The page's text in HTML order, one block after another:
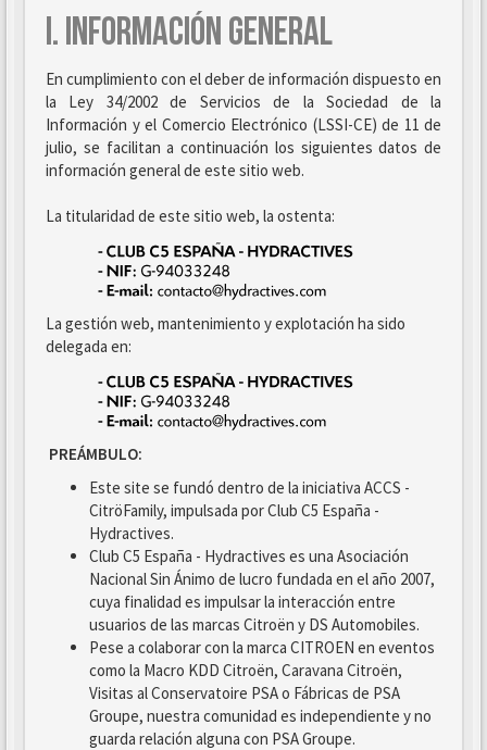
I. INFORMACIÓN GENERAL
En cumplimiento con el deber de información dispuesto en
la Ley 34/2002 de Servicios de la Sociedad de la
Información y el Comercio Electrónico (LSSI-CE) de 11 de
julio, se facilitan a continuación los siguientes datos de
información general de este sitio web.
La titularidad de este sitio web, la ostenta:
La gestión web, mantenimiento y explotación ha sido
delegada en:
PREÁMBULO:
Este site se fundó dentro de la iniciativa ACCS -
CitröFamily, impulsada por Club C5 España -
Hydractives.
Club C5 España - Hydractives es una Asociación
Nacional Sin Ánimo de lucro fundada en el año 2007,
cuya finalidad es impulsar la interacción entre
usuarios de las marcas Citroën y DS Automobiles.
Pese a colaborar con la marca CITROEN en eventos
como la Macro KDD Citroën, Caravana Citroën,
Visitas al Conservatoire PSA o Fábricas de PSA
Groupe, nuestra comunidad es independiente y no
guarda relación alguna con PSA Groupe.